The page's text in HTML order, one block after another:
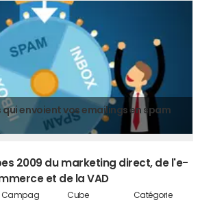
qui envoient vos emailings en spam
2009 du marketing direct, de l'e-
et de la VAD
Campag
Cube Catégorie